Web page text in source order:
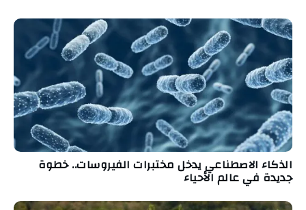
الذكاء الاصطناعي يدخل مختبرات الفيروسات.. خطوة
جديدة في عالم الأحياء